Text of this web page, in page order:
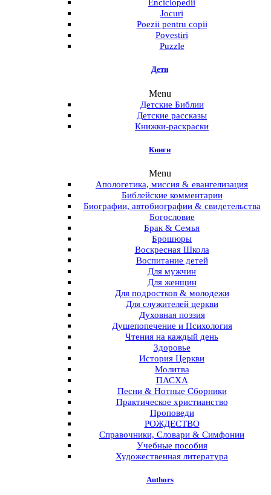
Enciclopedii
Jocuri
Poezii pentru copii
Povestiri
Puzzle
Дети
Menu
Детские Библии
Детские рассказы
Книжки-раскраски
Книги
Menu
Апологетика, миссия & евангелизация
Библейские комментарии
Биографии, автобиографии & свидетельства
Богословие
Брак & Семья
Брошюры
Воскресная Школа
Воспитание детей
Для мужчин
Для женщин
Для подростков & молодежи
Для служителей церкви
Духовная поэзия
Душепопечение и Психология
Чтения на каждый день
Здоровье
История Церкви
Молитва
ПАСХА
Песни & Нотные Сборники
Практическое христианство
Проповеди
РОЖДЕСТВО
Справочники, Словари & Симфонии
Учебные пособия
Художественная литература
Authors